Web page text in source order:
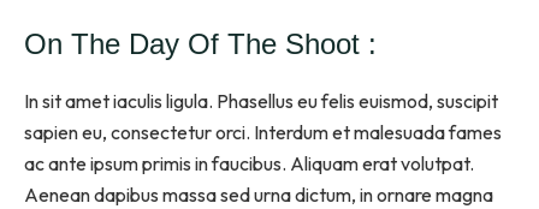
On The Day Of The Shoot :
In sit amet iaculis ligula. Phasellus eu felis euismod, suscipit
sapien eu, consectetur orci. Interdum et malesuada fames
ac ante ipsum primis in faucibus. Aliquam erat volutpat.
Aenean dapibus massa sed urna dictum, in ornare magna